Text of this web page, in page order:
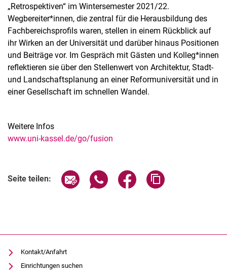
„Retrospektiven“ im Wintersemester 2021/22.
Wegbereiter*innen, die zentral für die Herausbildung des
Fachbereichsprofils waren, stellen in einem Rückblick auf
ihr Wirken an der Universität und darüber hinaus Positionen
und Beiträge vor. Im Gespräch mit Gästen und Kolleg*innen
reflektieren sie über den Stellenwert von Architektur, Stadt-
und Landschaftsplanung an einer Reformuniversität und in
einer Gesellschaft im schnellen Wandel.
Weitere Infos
www.uni-kassel.de/go/fusion
Seite teilen: Seite über E-Mail teilen
Seite über WhatsApp teilen
Seite über Facebook
Kontakt/Anfahrt
Einrichtungen suchen